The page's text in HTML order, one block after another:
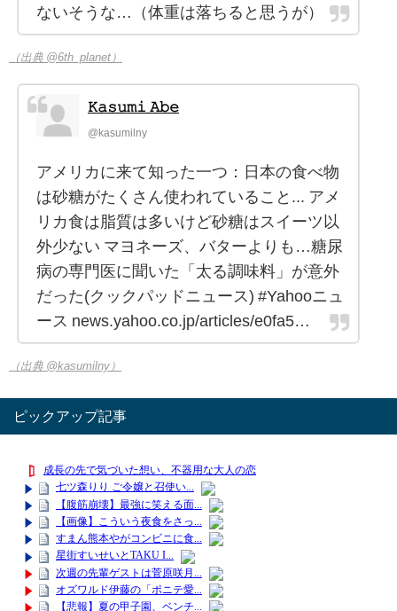
ないそうな…（体重は落ちると思うが）
（出典 @6th_planet）
𝙺𝚊𝚜𝚞𝚖𝚒 𝙰𝚋𝚎
@kasumilny
アメリカに来て知った一つ：日本の食べ物
は砂糖がたくさん使われていること... アメ
リカ食は脂質は多いけど砂糖はスイーツ以
外少ない マヨネーズ、バターよりも…糖尿
病の専門医に聞いた「太る調味料」が意外
だった(クックパッドニュース) #Yahooニュ
ース news.yahoo.co.jp/articles/e0fa5…
（出典 @kasumilny）
ピックアップ記事